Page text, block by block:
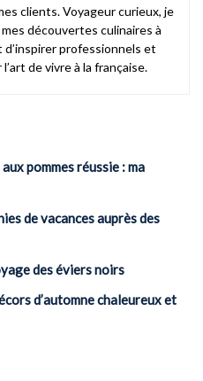
clients. Voyageur curieux, je
découvertes culinaires à
professionnels et
de vivre à la française.
pommes réussie : ma
de vacances auprès des
des éviers noirs
d’automne chaleureux et